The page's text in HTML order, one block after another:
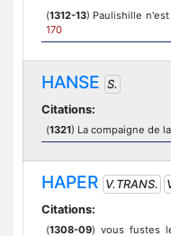
(1312-13) Paulishille
170
HANSE S.
Citations:
(1321) La compaigne de
HAPER V.TRANS.
Citations:
(1308-09) vous fustes